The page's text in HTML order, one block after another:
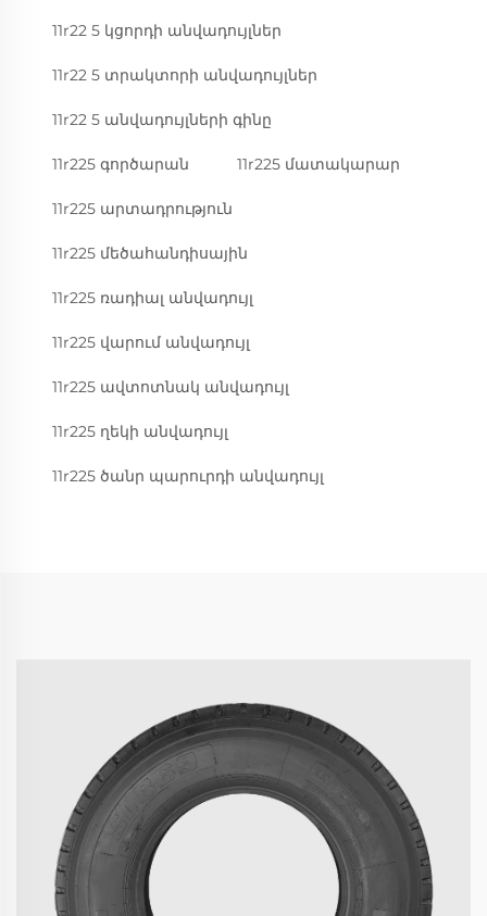
11r22 5 կցորդի անվադույլներ
11r22 5 տրակտորի անվադույլներ
11r22 5 անվադույլների գինը
11r225 գործարան 11r225 մատակարար
11r225 արտադրություն
11r225 մեծահանդիսային
11r225 ռադիալ անվադույլ
11r225 վարում անվադույլ
11r225 ավտոտնակ անվադույլ
11r225 ղեկի անվադույլ
11r225 ծանր պարուրդի անվադույլ